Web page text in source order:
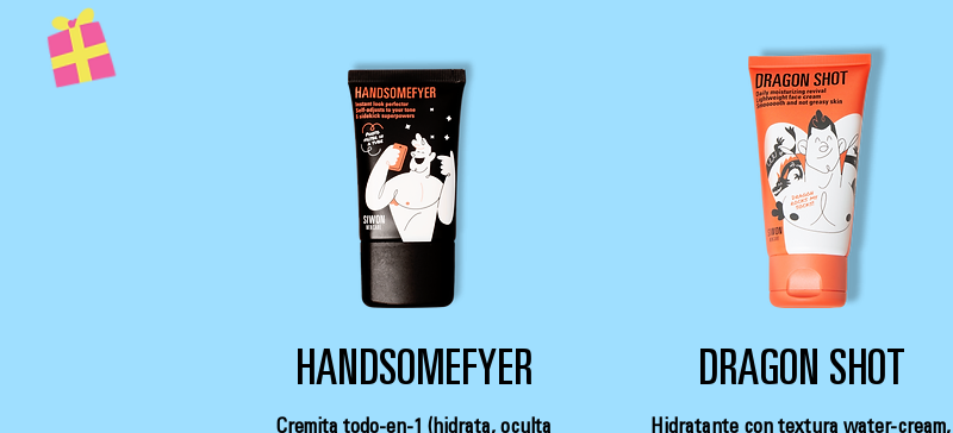
HANDSOMEFYER
Cremita todo-en-1 (hidrata, oculta
DRAGON SHOT
Hidratante con textura water-cream,